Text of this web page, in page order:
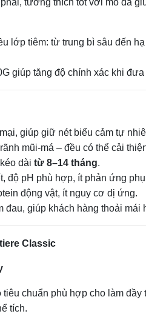
tương thích tốt với mô da
lớp tiêm: từ trung bì sâu đến
giúp tăng độ chính xác khi
giúp giữ nét biểu cảm tự
mũi‑má – đều có thể cải
dài từ 8–14 tháng.
độ pH phù hợp, ít phản ứng
động vật, ít nguy cơ dị ứng.
đau, giúp khách hàng thoải mái
Classic
chuẩn phù hợp cho làm đầy
tích.